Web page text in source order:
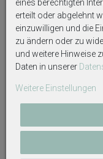
eines berechtigten
erteilt oder abgelehnt
einzuwilligen und die
zu ändern oder zu
und weitere Hinweise
Daten in unserer
Weitere Einstellungen